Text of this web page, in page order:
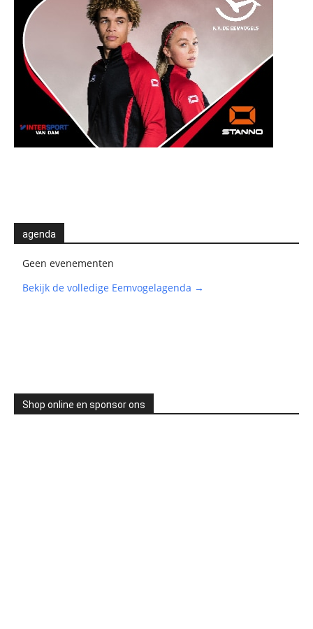
agenda
Geen evenementen
Bekijk de volledige Eemvogelagenda →
Shop online en sponsor ons